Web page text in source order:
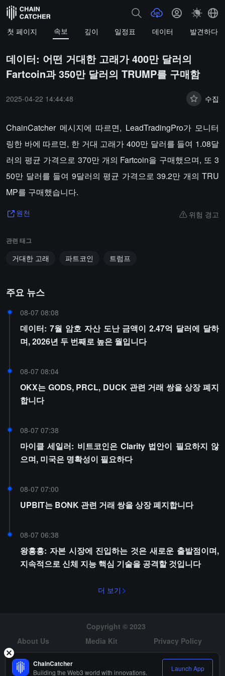
첫 페이지 속보 깊이 일정표 데이터 발견하다
데이터: 어떤 거대한 고래가 400만 달러의
Fartcoin과 350만 달러의 TRUMP를 구매함
2025-04-22 14:44:48 수집
ChainCatcher 메시지에 따르면, LeadTradingPro가 모니터
링한 바에 따르면, 한 거대 고래가 400만 달러를 들여 1.08달
러의 평균 가격으로 370만 개의 Fartcoin을 구매했으며, 또 3
50만 달러를 들여 9달러의 평균 가격으로 39.2만 개의 TRU
MP를 구매했습니다.
원천 위험 경고
관련 태그
거대한 고래 파트코인 트럼프
주요 뉴스
08-07 08:08
데이터: 7월 암호 자산 도난 금액이 2.47억 달러에 달하
며, 2026년 두 번째로 높은 월입니다
08-07 08:04
OKX는 GODS, PRCL, DUCK 관련 거래 쌍을 상장 폐지
합니다
08-07 07:38
마이클 세일러: 비트코인은 Clarity 법안이 필요하지 않
으며, 미국은 명확성이 필요하다
08-07 07:00
UPBIT는 BONK 관련 거래 쌍을 상장 폐지합니다
08-07 06:38
왕흥흥: 자본 시장에 진입하는 것은 새로운 출발점이며,
지속적으로 신체 지능 핵심 기술을 공격할 것입니다
더 보기
Copyright © 2023
About Us
Media Kit
Privacy Policy
Risk Warning
Hiring
ChainCatcher
Building the Web3 world with innovations. Launch App